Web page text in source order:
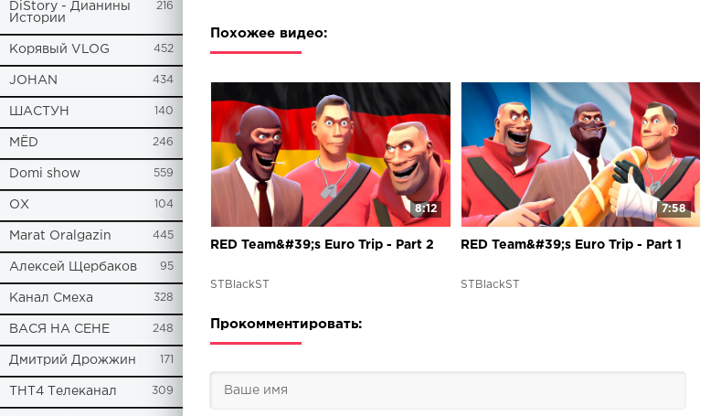
DiStory - Дианины
Истории
216
Корявый VLOG 452
JOHAN 434
ШАСТУН 140
МЁD 246
Domi show 559
ОХ 104
Marat Oralgazin 445
Алексей Щербаков 95
Канал Смеха 328
ВАСЯ НА СЕНЕ 248
Дмитрий Дрожжин 171
ТНТ4 Телеканал 309
Похожее видео:
8:12
RED Team&#39;s Euro Trip - Part 2
STBlackST
7:58
RED Team&#39;s Euro Trip - Part 1
STBlackST
Прокомментировать: